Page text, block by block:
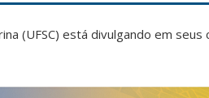
(UFSC) está divulgando em seus